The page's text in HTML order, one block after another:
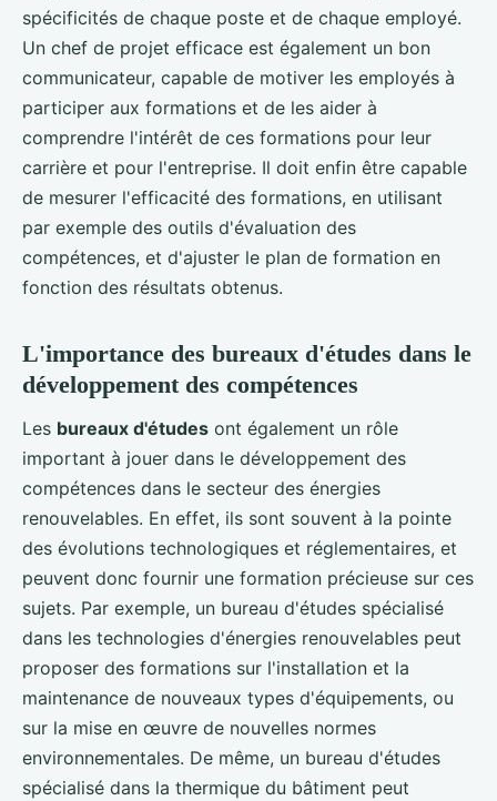
spécificités de chaque poste et de chaque employé.
Un chef de projet efficace est également un bon
communicateur, capable de motiver les employés à
participer aux formations et de les aider à
comprendre l'intérêt de ces formations pour leur
carrière et pour l'entreprise. Il doit enfin être capable
de mesurer l'efficacité des formations, en utilisant
par exemple des outils d'évaluation des
compétences, et d'ajuster le plan de formation en
fonction des résultats obtenus.
L'importance des bureaux d'études dans le
développement des compétences
Les bureaux d'études ont également un rôle
important à jouer dans le développement des
compétences dans le secteur des énergies
renouvelables. En effet, ils sont souvent à la pointe
des évolutions technologiques et réglementaires, et
peuvent donc fournir une formation précieuse sur ces
sujets. Par exemple, un bureau d'études spécialisé
dans les technologies d'énergies renouvelables peut
proposer des formations sur l'installation et la
maintenance de nouveaux types d'équipements, ou
sur la mise en œuvre de nouvelles normes
environnementales. De même, un bureau d'études
spécialisé dans la thermique du bâtiment peut